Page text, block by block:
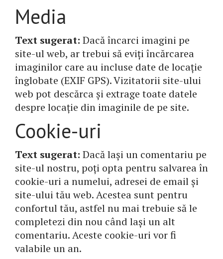
Media
Text sugerat: Dacă încarci imagini pe
site-ul web, ar trebui să eviți încărcarea
imaginilor care au incluse date de locație
înglobate (EXIF GPS). Vizitatorii site-ului
web pot descărca și extrage toate datele
despre locație din imaginile de pe site.
Cookie-uri
Text sugerat: Dacă lași un comentariu pe
site-ul nostru, poți opta pentru salvarea în
cookie-uri a numelui, adresei de email și
site-ului tău web. Acestea sunt pentru
confortul tău, astfel nu mai trebuie să le
completezi din nou când lași un alt
comentariu. Aceste cookie-uri vor fi
valabile un an.